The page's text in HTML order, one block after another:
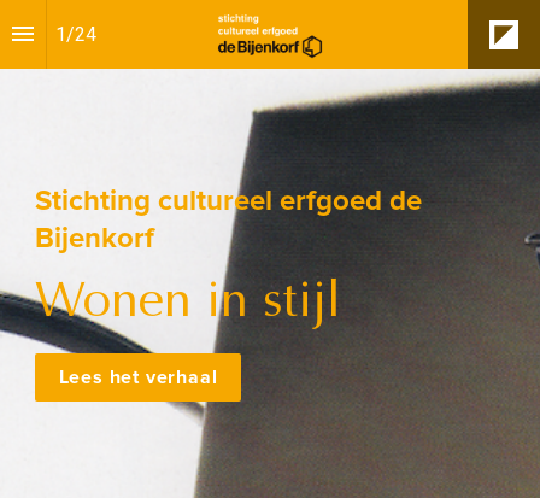
1/24
Stichting cultureel erfgoed de
Bijenkorf
Wonen in stijl
Lees het verhaal